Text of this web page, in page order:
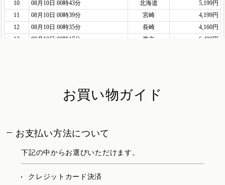
お買い物ガイド
お支払い方法について
下記の中からお選びいただけます。
クレジットカード決済